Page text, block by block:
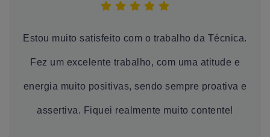
Estou muito satisfeito com o trabalho da Técnica.
Fez um excelente trabalho, com uma atitude e
energia muito positivas, sendo sempre proativa e
assertiva. Fiquei realmente muito contente!